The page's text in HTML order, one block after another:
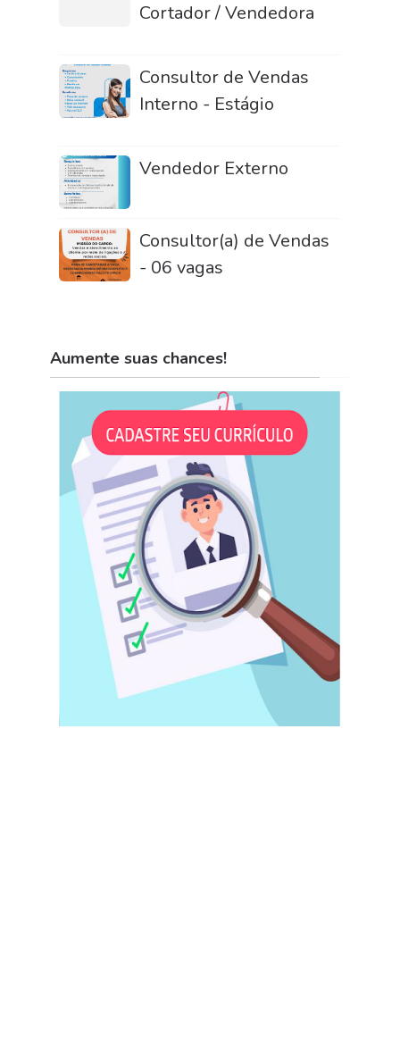
Cortador / Vendedora
Consultor de Vendas
Interno - Estágio
Vendedor Externo
Consultor(a) de Vendas
- 06 vagas
Aumente suas chances!